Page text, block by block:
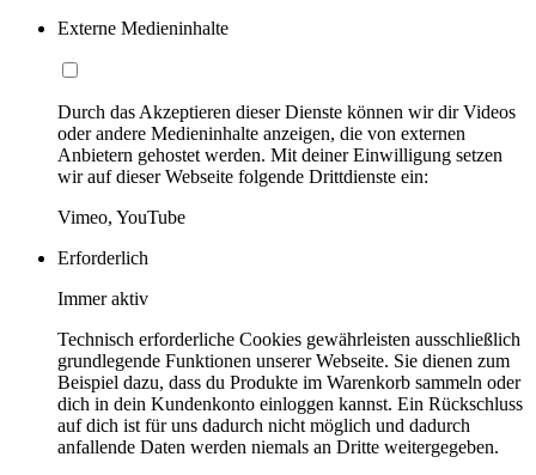
Externe Medieninhalte
Durch das Akzeptieren dieser Dienste können wir dir Videos
oder andere Medieninhalte anzeigen, die von externen
Anbietern gehostet werden. Mit deiner Einwilligung setzen
wir auf dieser Webseite folgende Drittdienste ein:
Vimeo, YouTube
Erforderlich
Immer aktiv
Technisch erforderliche Cookies gewährleisten ausschließlich
grundlegende Funktionen unserer Webseite. Sie dienen zum
Beispiel dazu, dass du Produkte im Warenkorb sammeln oder
dich in dein Kundenkonto einloggen kannst. Ein Rückschluss
auf dich ist für uns dadurch nicht möglich und dadurch
anfallende Daten werden niemals an Dritte weitergegeben.